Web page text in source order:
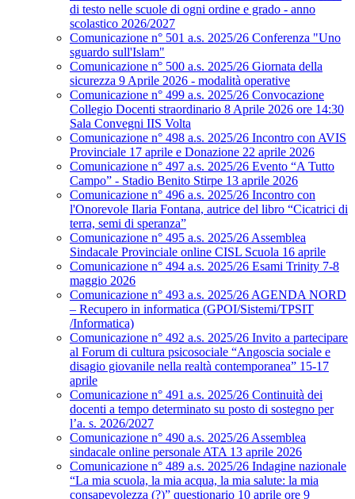
di testo nelle scuole di ogni ordine e grado - anno
scolastico 2026/2027
Comunicazione n° 501 a.s. 2025/26 Conferenza "Uno
sguardo sull'Islam"
Comunicazione n° 500 a.s. 2025/26 Giornata della
sicurezza 9 Aprile 2026 - modalità operative
Comunicazione n° 499 a.s. 2025/26 Convocazione
Collegio Docenti straordinario 8 Aprile 2026 ore 14:30
Sala Convegni IIS Volta
Comunicazione n° 498 a.s. 2025/26 Incontro con AVIS
Provinciale 17 aprile e Donazione 22 aprile 2026
Comunicazione n° 497 a.s. 2025/26 Evento “A Tutto
Campo” - Stadio Benito Stirpe 13 aprile 2026
Comunicazione n° 496 a.s. 2025/26 Incontro con
l'Onorevole Ilaria Fontana, autrice del libro “Cicatrici di
terra, semi di speranza”
Comunicazione n° 495 a.s. 2025/26 Assemblea
Sindacale Provinciale online CISL Scuola 16 aprile
Comunicazione n° 494 a.s. 2025/26 Esami Trinity 7-8
maggio 2026
Comunicazione n° 493 a.s. 2025/26 AGENDA NORD
– Recupero in informatica (GPOI/Sistemi/TPSIT
/Informatica)
Comunicazione n° 492 a.s. 2025/26 Invito a partecipare
al Forum di cultura psicosociale “Angoscia sociale e
disagio giovanile nella realtà contemporanea” 15-17
aprile
Comunicazione n° 491 a.s. 2025/26 Continuità dei
docenti a tempo determinato su posto di sostegno per
l’a. s. 2026/2027
Comunicazione n° 490 a.s. 2025/26 Assemblea
sindacale online personale ATA 13 aprile 2026
Comunicazione n° 489 a.s. 2025/26 Indagine nazionale
“La mia scuola, la mia acqua, la mia salute: la mia
consapevolezza (?)” questionario 10 aprile ore 9